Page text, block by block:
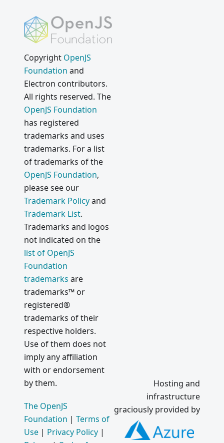
Copyright OpenJS
Foundation and
Electron contributors.
All rights reserved. The
OpenJS Foundation
has registered
trademarks and uses
trademarks. For a list
of trademarks of the
OpenJS Foundation,
please see our
Trademark Policyand
Trademark List.
Trademarks and logos
not indicated on the
list of OpenJS
Foundation
trademarks are
trademarks™ or
registered®
trademarks of their
respective holders.
Use of them does not
imply any affiliation
with or endorsement
by them.
The OpenJS
Foundation | Terms of
Use | Privacy Policy |
Hosting and
infrastructure
graciously provided by